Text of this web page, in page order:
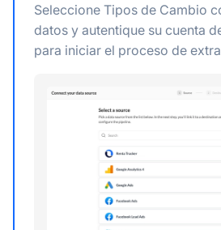
Seleccione Tipos de Cambio
datos y autentique su cuenta
para iniciar el proceso de